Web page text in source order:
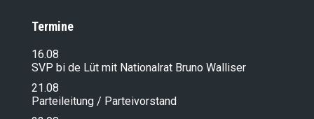
Termine
16.08
SVP bi de Lüt mit Nationalrat Bruno Walliser
21.08
Parteileitung / Parteivorstand